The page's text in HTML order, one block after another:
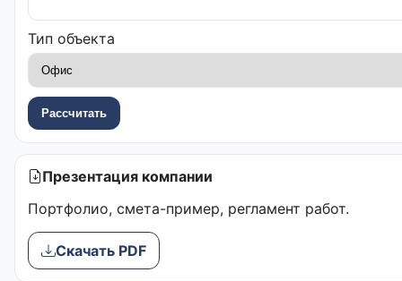
Тип объекта
Рассчитать
Презентация компании
Портфолио, смета-пример, регламент работ.
Скачать PDF